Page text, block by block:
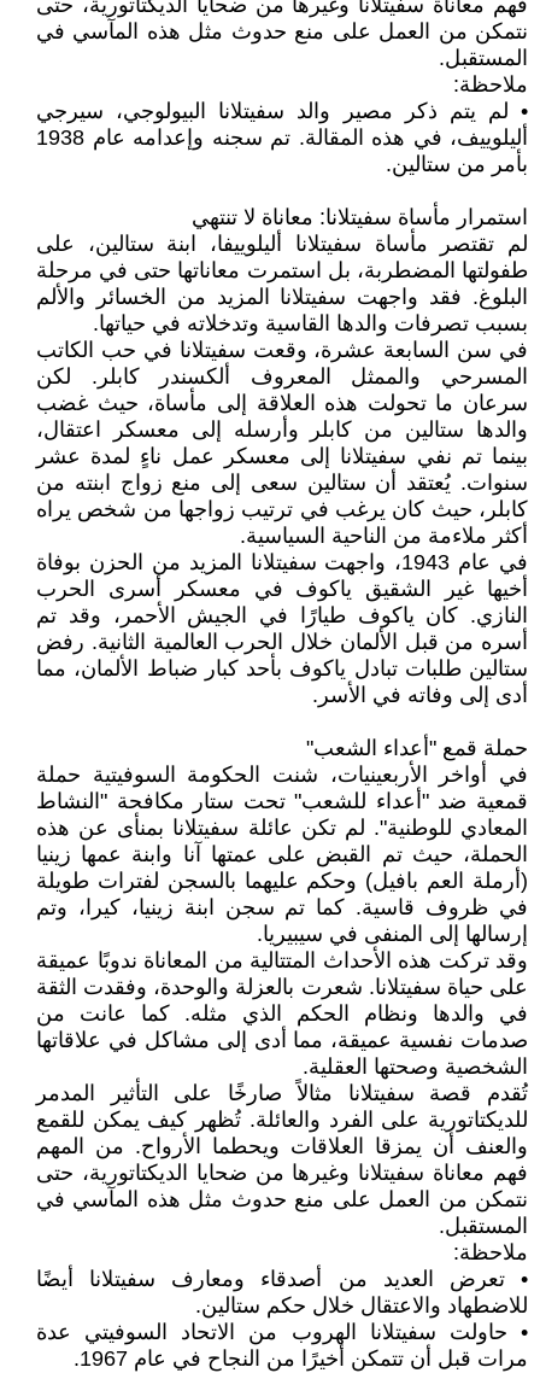
فهم معاناة سفيتلانا وغيرها من ضحايا الديكتاتورية، حتى
نتمكن من العمل على منع حدوث مثل هذه المآسي في
المستقبل.
ملاحظة:
• لم يتم ذكر مصير والد سفيتلانا البيولوجي، سيرجي
أليلوييف، في هذه المقالة. تم سجنه وإعدامه عام 1938
بأمر من ستالين.
استمرار مأساة سفيتلانا: معاناة لا تنتهي
لم تقتصر مأساة سفيتلانا أليلوييفا، ابنة ستالين، على
طفولتها المضطربة، بل استمرت معاناتها حتى في مرحلة
البلوغ. فقد واجهت سفيتلانا المزيد من الخسائر والألم
بسبب تصرفات والدها القاسية وتدخلاته في حياتها.
في سن السابعة عشرة، وقعت سفيتلانا في حب الكاتب
المسرحي والممثل المعروف ألكسندر كابلر. لكن
سرعان ما تحولت هذه العلاقة إلى مأساة، حيث غضب
والدها ستالين من كابلر وأرسله إلى معسكر اعتقال،
بينما تم نفي سفيتلانا إلى معسكر عمل ناءٍ لمدة عشر
سنوات. يُعتقد أن ستالين سعى إلى منع زواج ابنته من
كابلر، حيث كان يرغب في ترتيب زواجها من شخص يراه
أكثر ملاءمة من الناحية السياسية.
في عام 1943، واجهت سفيتلانا المزيد من الحزن بوفاة
أخيها غير الشقيق ياكوف في معسكر أسرى الحرب
النازي. كان ياكوف طيارًا في الجيش الأحمر، وقد تم
أسره من قبل الألمان خلال الحرب العالمية الثانية. رفض
ستالين طلبات تبادل ياكوف بأحد كبار ضباط الألمان، مما
أدى إلى وفاته في الأسر.
حملة قمع "أعداء الشعب"
في أواخر الأربعينيات، شنت الحكومة السوفيتية حملة
قمعية ضد "أعداء للشعب" تحت ستار مكافحة "النشاط
المعادي للوطنية". لم تكن عائلة سفيتلانا بمنأى عن هذه
الحملة، حيث تم القبض على عمتها آنا وابنة عمها زينيا
(أرملة العم بافيل) وحكم عليهما بالسجن لفترات طويلة
في ظروف قاسية. كما تم سجن ابنة زينيا، كيرا، وتم
إرسالها إلى المنفى في سيبيريا.
وقد تركت هذه الأحداث المتتالية من المعاناة ندوبًا عميقة
على حياة سفيتلانا. شعرت بالعزلة والوحدة، وفقدت الثقة
في والدها ونظام الحكم الذي مثله. كما عانت من
صدمات نفسية عميقة، مما أدى إلى مشاكل في علاقاتها
الشخصية وصحتها العقلية.
تُقدم قصة سفيتلانا مثالاً صارخًا على التأثير المدمر
للديكتاتورية على الفرد والعائلة. تُظهر كيف يمكن للقمع
والعنف أن يمزقا العلاقات ويحطما الأرواح. من المهم
فهم معاناة سفيتلانا وغيرها من ضحايا الديكتاتورية، حتى
نتمكن من العمل على منع حدوث مثل هذه المآسي في
المستقبل.
ملاحظة:
• تعرض العديد من أصدقاء ومعارف سفيتلانا أيضًا
للاضطهاد والاعتقال خلال حكم ستالين.
• حاولت سفيتلانا الهروب من الاتحاد السوفيتي عدة
مرات قبل أن تتمكن أخيرًا من النجاح في عام 1967.